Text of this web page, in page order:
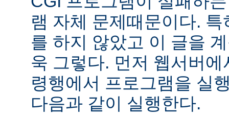
램 자체 문제때문이다.
를 하지 않았고 이 글을
욱 그렇다. 먼저 웹서버
령행에서 프로그램을 실
다음과 같이 실행한다.